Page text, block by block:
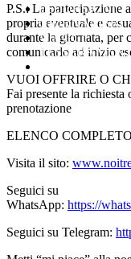
ESCURSIONI
GIORNALIERI
VIAGGI
P.S.: La partecipazione
propria eventuale e
durante la giornata, per
comunicarlo ad inizio
VUOI OFFRIRE O
Fai presente la
prenotazione
ELENCO
Visita il sito:
Seguici su
WhatsApp: https://
Seguici su Telegram: